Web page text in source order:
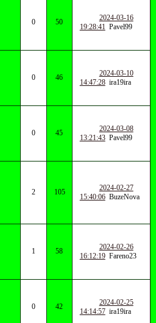
0
50
2024-03-16
19:28:41 Pavel99
0 46
2024-03-10
14:47:28 ira19ira
0 45
2024-03-08
13:21:43 Pavel99
2 105
2024-02-27
15:40:06 BuzeNova
1 58
2024-02-26
16:12:19 Fareno23
0 42
2024-02-25
14:14:57 ira19ira